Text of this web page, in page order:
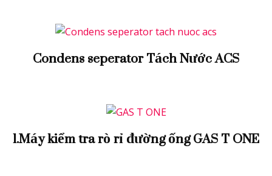
Condens seperator Tách Nước ACS
1.Máy kiểm tra rò rỉ đường ống GAS T ONE